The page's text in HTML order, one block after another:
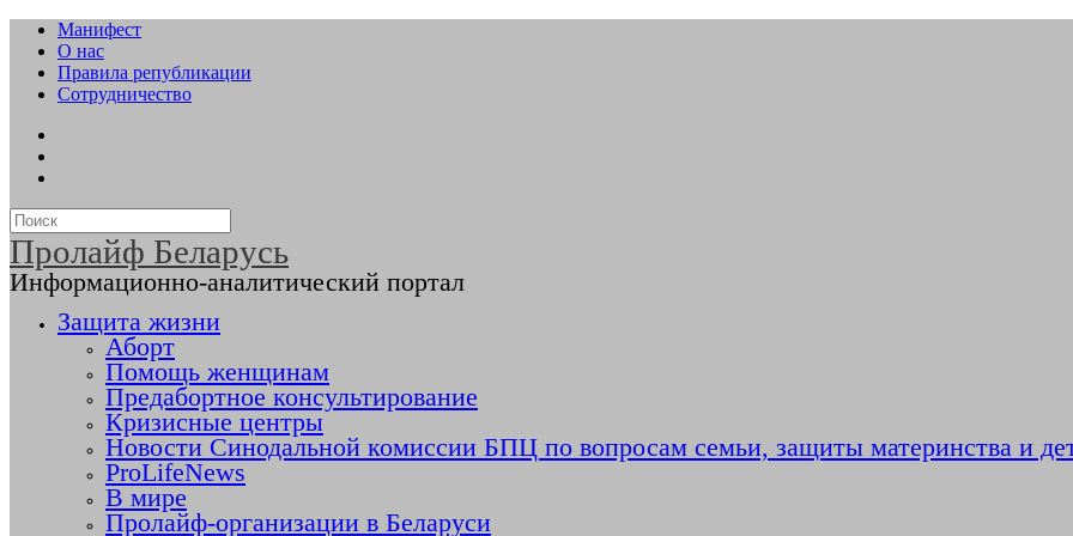
Манифест
О нас
Правила републикации
Сотрудничество
Пролайф Беларусь
Информационно-аналитический портал
Защита жизни
Аборт
Помощь женщинам
Предабортное консультирование
Кризисные центры
Новости Синодальной комиссии БПЦ по вопросам семьи, защиты материнства и
ProLifeNews
В мире
Пролайф-организации в Беларуси